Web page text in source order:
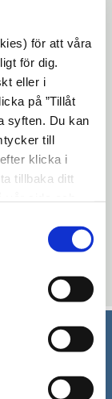
för att våra
för dig.
eller i
på ”Tillåt
syften. Du kan
till
klicka i
tillbaka ditt
används och
behandlar
körfält
en